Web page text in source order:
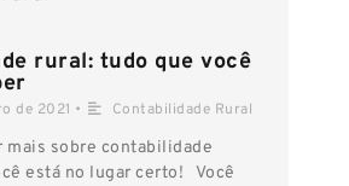
rural: tudo que você
de 2021 • Contabilidade Rural
mais sobre contabilidade
está no lugar certo! Você